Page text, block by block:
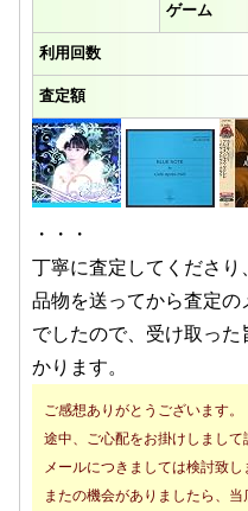
ゲーム
利用回数
査定額
・・・
丁寧に査定してくださり
品物を送ってから査定
でしたので、受け取っ
かります。
ご感想ありがとうございます。
途中、ご心配をお掛けしまして
メールにつきましては検討致し
またの機会がありましたら、